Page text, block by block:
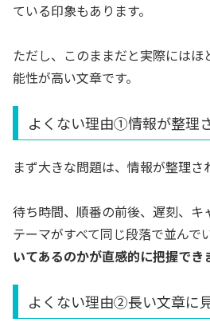
ている印象もあります。
ただし、このままだと実際には
能性が高い文章です。
よくない理由①情報が整理
まず大きな問題は、情報が整理さ
待ち時間、順番の前後、遅刻、キ
テーマがすべて同じ段落で並んで
いてあるのかが直感的に把握でき
よくない理由②長い文章に